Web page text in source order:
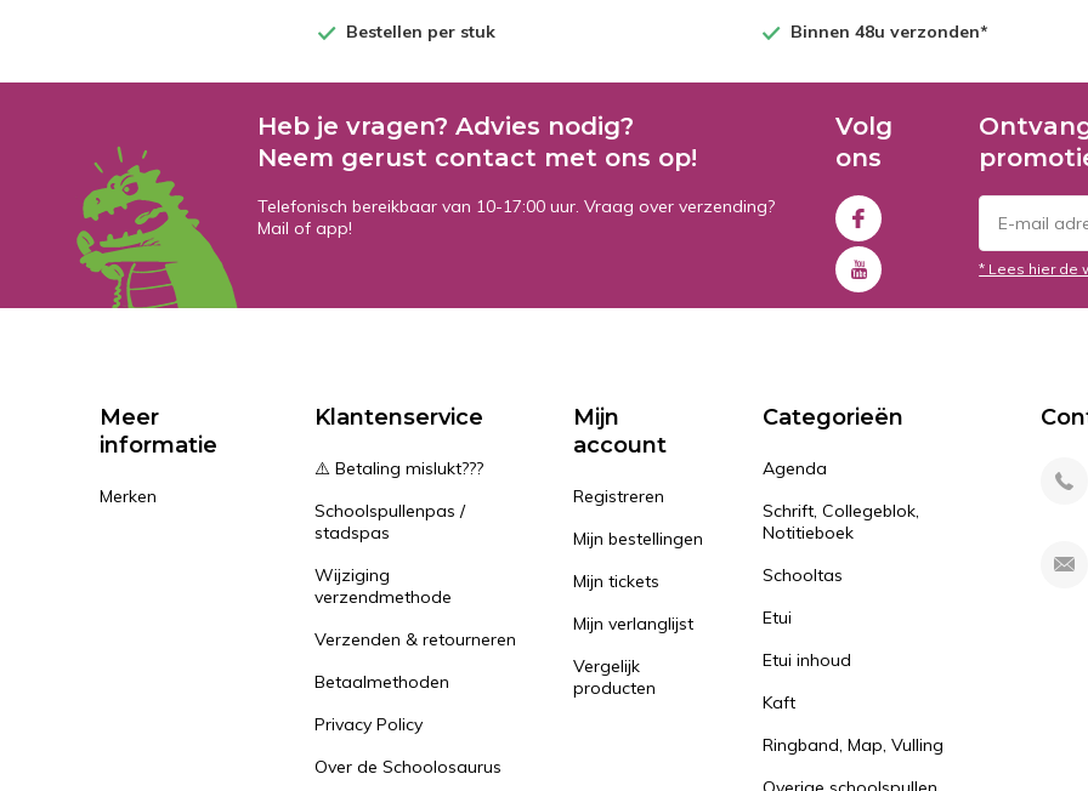
Bestellen per stuk Binnen 48u verzonden*
Heb je vragen? Advies nodig?
Neem gerust contact met ons op!
Telefonisch bereikbaar van 10-17:00 uur. Vraag over verzending?
Mail of app!
Volg
ons
* Lees hier de
Meer
informatie
Merken
Klantenservice
⚠️ Betaling mislukt???
Schoolspullenpas /
stadspas
Wijziging
verzendmethode
Verzenden & retourneren
Betaalmethoden
Privacy Policy
Over de Schoolosaurus
Mijn
account
Registreren
Mijn bestellingen
Mijn tickets
Mijn verlanglijst
Vergelijk
producten
Categorieën
Agenda
Schrift, Collegeblok,
Notitieboek
Schooltas
Etui
Etui inhoud
Kaft
Ringband, Map, Vulling